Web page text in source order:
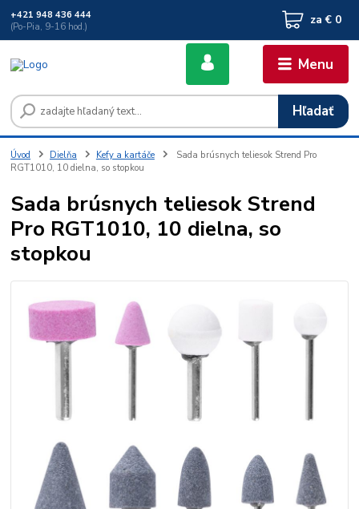
Menu
Hľadať
+421 948 436 444
(Po-Pia, 9-16 hod.)
za € 0
Úvod Dielňa Kefy a kartáče
Sada brúsnych teliesok Strend Pro
RGT1010, 10 dielna, so stopkou
Sada brúsnych teliesok Strend
Pro RGT1010, 10 dielna, so
stopkou